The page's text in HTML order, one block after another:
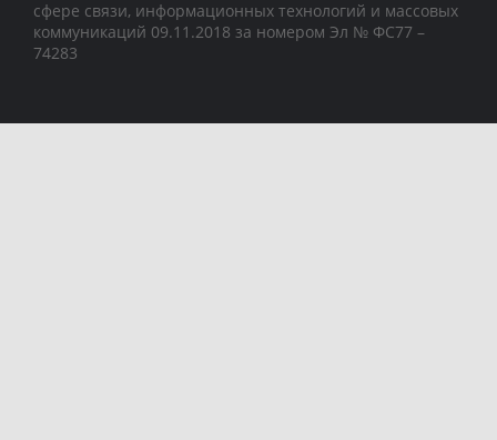
сфере связи, информационных технологий и массовых
коммуникаций 09.11.2018 за номером Эл № ФС77 –
74283